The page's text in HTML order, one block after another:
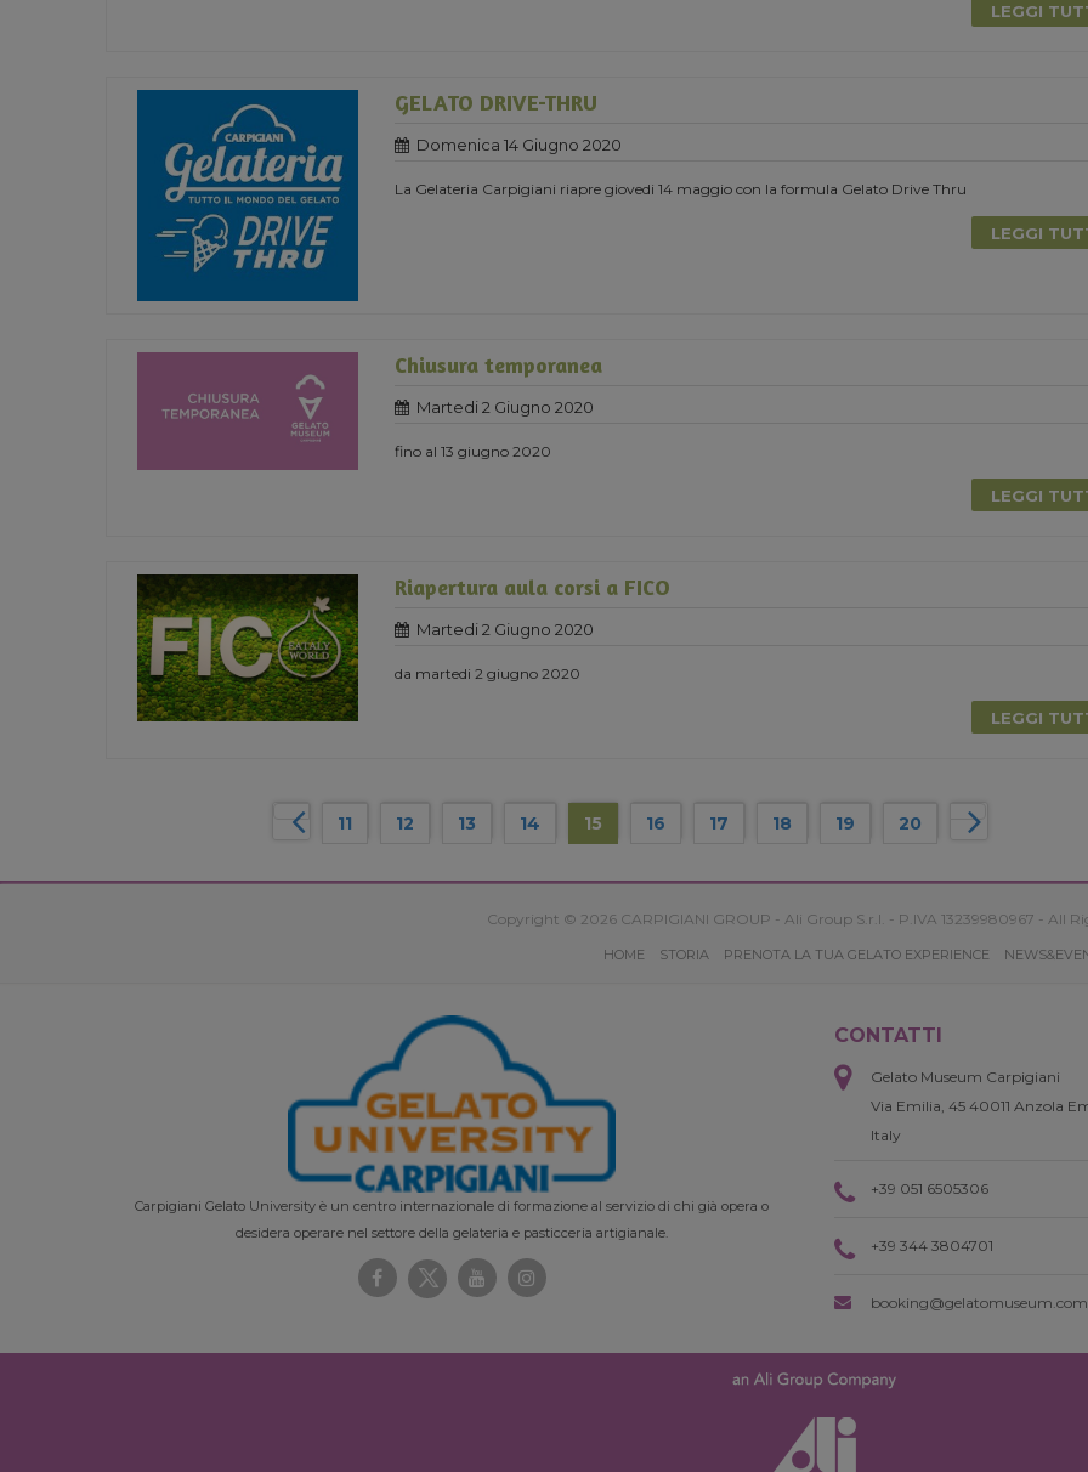
LEGGI
GELATO DRIVE-THRU
Domenica 14 Giugno 2020
La Gelateria Carpigiani riapre giovedi 14 maggio con la formula Gelato Drive Thru
LEGGI
Chiusura temporanea
Martedi 2 Giugno 2020
fino al 13 giugno 2020
LEGGI
Riapertura aula corsi a FICO
Martedi 2 Giugno 2020
da martedi 2 giugno 2020
LEGGI
11 12 13 14 15 16 17 18 19 20
Copyright © 2026 CARPIGIANI GROUP - Ali Group S.r.l. - P.IVA 13239980967 - All
HOME STORIA PRENOTA LA TUA GELATO EXPERIENCE
Carpigiani Gelato University è un centro internazionale di formazione al servizio di chi già opera o
desidera operare nel settore della gelateria e pasticceria artigianale.
CONTATTI
Gelato Museum Carpigiani
Via Emilia, 45 40011 Anzola
Italy
+39 051 6505306
+39 344 3804701
booking@gelatomuseum.com